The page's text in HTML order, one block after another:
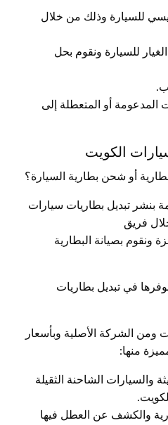
للسيارة وذلك من خلال
للسيارة ونقوم بحل
أو المتعطلة إلى
الكويت
أو شحن بطارية السيارة؟
بنشر تبديل بطاريات سيارات
فريق
ونقوم بصيانة البطارية
في تبديل بطاريات
ومن الشركة الأصلية وبأسعار
منها:
والسيارات الشاحنة الثقيلة
والكشف عن العطل فيها